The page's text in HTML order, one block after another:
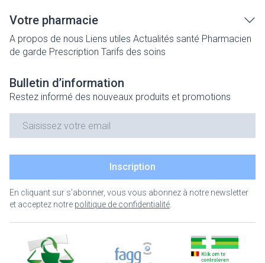
Votre pharmacie
A propos de nous Liens utiles Actualités santé Pharmacien
de garde Prescription Tarifs des soins
Bulletin d’information
Restez informé des nouveaux produits et promotions
Inscription
En cliquant sur s'abonner, vous vous abonnez à notre newsletter
et acceptez notre politique de confidentialité